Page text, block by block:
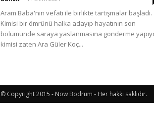
Etkinlik
Aram Baba'nın vefatı ile birlikte tartışmalar başladı.
Kimisi bir ömrünü halka adayıp hayatının son
bölümünde saraya yaslanmasına gönderme
kimisi zaten Ara Güler Koç...
© Copyright 2015 - Now Bodrum - Her hakkı saklıdır.